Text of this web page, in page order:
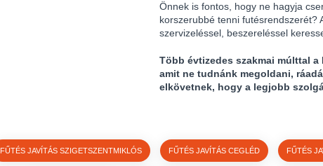
Önnek is fontos, hogy ne hagyja
korszerubbé tenni futésrendszerét?
szervizeléssel, beszereléssel
Több évtizedes szakmai múlttal
amit ne tudnánk megoldani,
elkövetnek, hogy a legjobb
FŰTÉS JAVÍTÁS SZIGETSZENTMIKLÓS FŰTÉS JAVÍTÁS CEGLÉD FŰTÉS